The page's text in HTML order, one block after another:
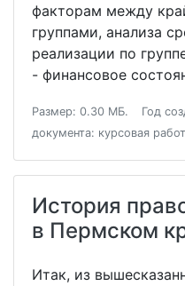
факторам между
группами, анализа
реализации по
- финансовое
Размер: 0.30 МБ. Год
документа: курсовая
История
в Пермском
Итак, из